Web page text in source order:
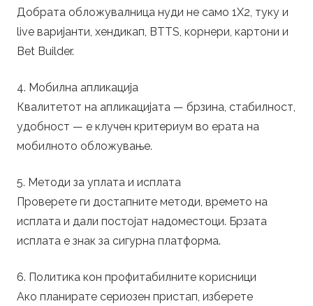
Добрата обложувалница нуди не само 1X2, туку и
live варијанти, хендикап, BTTS, корнери, картони и
Bet Builder.
4. Мобилна апликација
Квалитетот на апликацијата — брзина, стабилност,
удобност — е клучен критериум во ерата на
мобилното обложување.
5. Методи за уплата и исплата
Проверете ги достапните методи, времето на
исплата и дали постојат надоместоци. Брзата
исплата е знак за сигурна платформа.
6. Политика кон профитабилните корисници
Ако планирате сериозен пристап, изберете